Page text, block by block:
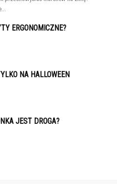
ERGONOMICZNE?
NA HALLOWEEN
JEST DROGA?